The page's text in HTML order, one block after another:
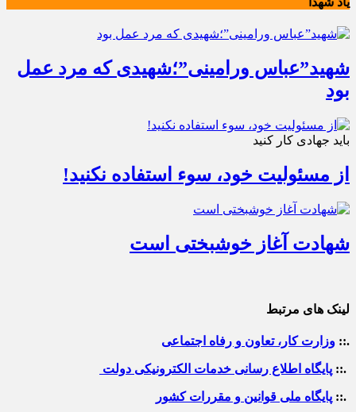
شهید”عباس ورامینی”؛شهیدی که مرد عمل
بود
باید جهادی کار کنید
از مسئولیت خود، سوء استفاده نکنید!
شهادت آغاز خوشبختی است
لینک های مرتبط
.:: وزارت کار، تعاون و رفاه اجتماعی
.:: پایگاه اطلاع رسانی خدمات الکترونیکی دولت
.:: پایگاه ملی قوانین و مقررات کشور